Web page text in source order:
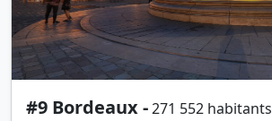
#9 Bordeaux -271 552 habitants